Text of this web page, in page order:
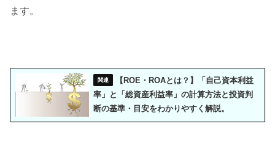
ます。
【ROE・ROAとは？】「自己資本利益
率」と「総資産利益率」の計算方法と投資判
断の基準・目安をわかりやすく解説。